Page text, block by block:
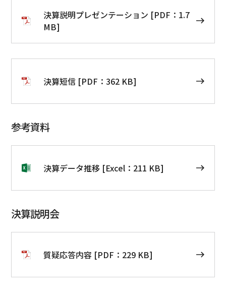
決算説明プレゼンテーション [PDF：1.7
MB]
決算短信 [PDF：362 KB]
参考資料
決算データ推移 [Excel：211 KB]
決算説明会
質疑応答内容 [PDF：229 KB]